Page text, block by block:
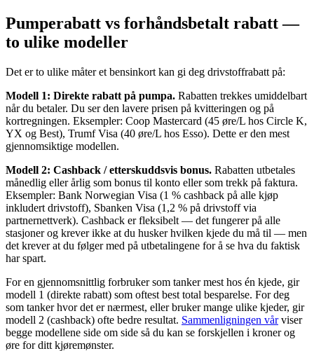
Pumperabatt vs forhåndsbetalt rabatt —
to ulike modeller
Det er to ulike måter et bensinkort kan gi deg drivstoffrabatt på:
Modell 1: Direkte rabatt på pumpa. Rabatten trekkes umiddelbart
når du betaler. Du ser den lavere prisen på kvitteringen og på
kortregningen. Eksempler: Coop Mastercard (45 øre/L hos Circle K,
YX og Best), Trumf Visa (40 øre/L hos Esso). Dette er den mest
gjennomsiktige modellen.
Modell 2: Cashback / etterskuddsvis bonus. Rabatten utbetales
månedlig eller årlig som bonus til konto eller som trekk på faktura.
Eksempler: Bank Norwegian Visa (1 % cashback på alle kjøp
inkludert drivstoff), Sbanken Visa (1,2 % på drivstoff via
partnernettverk). Cashback er fleksibelt — det fungerer på alle
stasjoner og krever ikke at du husker hvilken kjede du må til — men
det krever at du følger med på utbetalingene for å se hva du faktisk
har spart.
For en gjennomsnittlig forbruker som tanker mest hos én kjede, gir
modell 1 (direkte rabatt) som oftest best total besparelse. For deg
som tanker hvor det er nærmest, eller bruker mange ulike kjeder, gir
modell 2 (cashback) ofte bedre resultat. Sammenligningen vårviser
begge modellene side om side så du kan se forskjellen i kroner og
øre for ditt kjøremønster.